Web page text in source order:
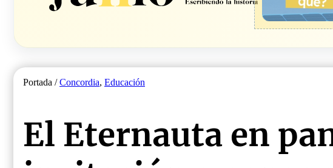
Portada /Concordia, Educación
El Eternauta en